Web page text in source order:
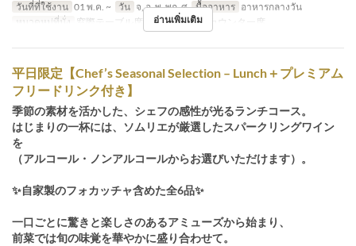
วันที่ที่ใช้งาน 01 พ.ค. ~ วัน จ, อ, พ, พฤ, ศ มื้ออาหาร อาหารกลางวัน
หมวดหมู่ที่นั่ง
窓際テーブル席, メインホール, カウンター席
อ่านเพิ่มเติม
平日限定【Chef’s Seasonal Selection – Lunch＋プレミアム
フリードリンク付き】
季節の素材を活かした、シェフの感性が光るランチコース。
はじまりの一杯には、ソムリエが厳選したスパークリングワイン
を
（アルコール・ノンアルコールからお選びいただけます）。
✨自家製のフォカッチャ含めた全6品✨
一口ごとに驚きと楽しさのあるアミューズから始まり、
前菜では旬の味覚を華やかに盛り合わせて。